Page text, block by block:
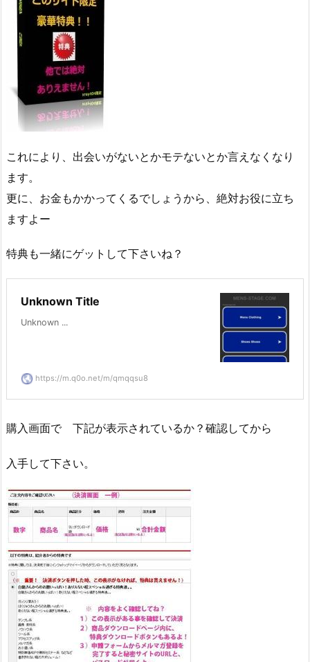
これにより、出会いがないとかモテないとか言えなくなり
ます。
更に、お金もかかってくるでしょうから、絶対お役に立ち
ますよー
特典も一緒にゲットして下さいね？
Unknown Title
Unknown ...
https://m.q0o.net/m/qmqqsu8
購入画面で 下記が表示されているか？確認してから
入手して下さい。